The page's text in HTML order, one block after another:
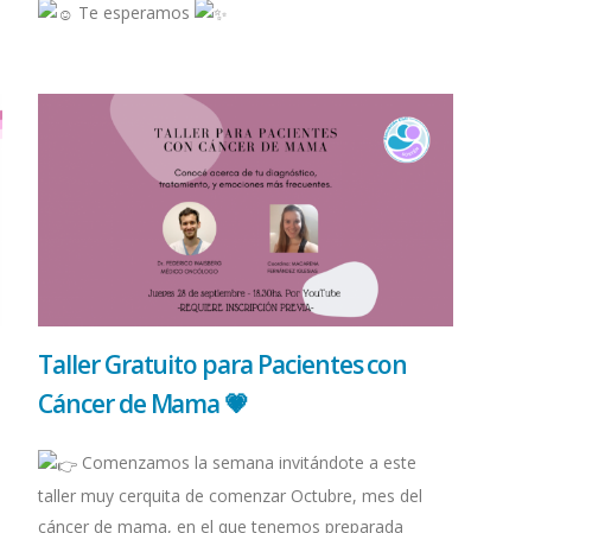
Te esperamos
Taller Gratuito para Pacientes con
Cáncer de Mama 💗
Comenzamos la semana invitándote a este
taller muy cerquita de comenzar Octubre, mes del
cáncer de mama, en el que tenemos preparada